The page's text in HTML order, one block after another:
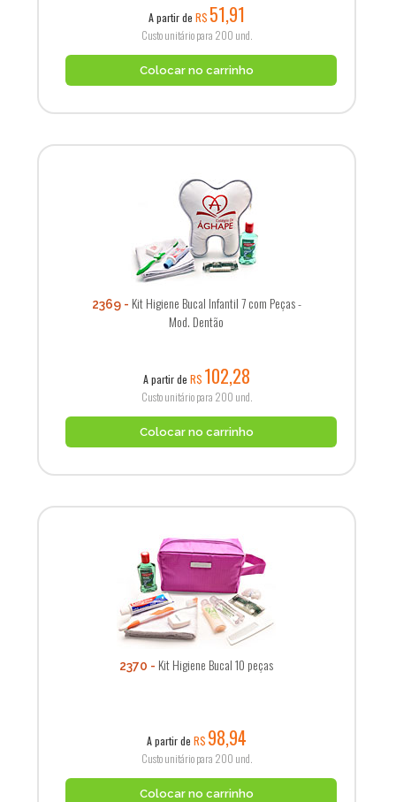
A partir de R$ 51,91
Custo unitário para 200 und.
Colocar no carrinho
2369
Kit Higiene Bucal Infantil 7 com Peças -
Mod. Dentão
A partir de R$ 102,28
Custo unitário para 200 und.
Colocar no carrinho
2370 Kit Higiene Bucal 10 peças
A partir de R$ 98,94
Custo unitário para 200 und.
Colocar no carrinho